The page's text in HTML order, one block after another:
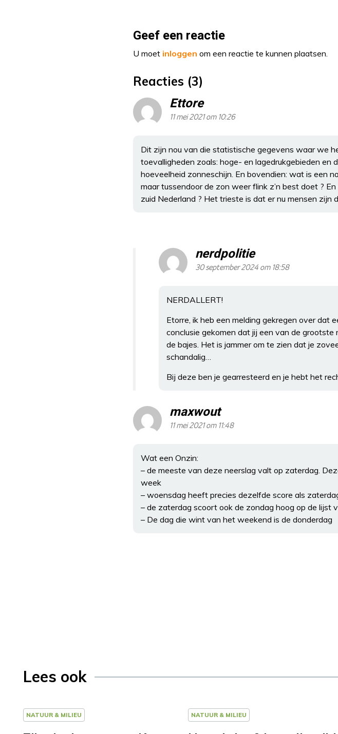
Geef een reactie
U moet inloggen om een reactie te kunnen plaatsen.
Reacties (3)
Ettore
11 mei 2021 om 10:26
Dit zijn nou van die statistische gegevens waar we
toevalligheden zoals: hoge- en lagedrukgebieden
hoeveelheid zonneschijn. En bovendien: wat is een
maar tussendoor de zon weer flink z’n best doet ?
zuid Nederland ? Het trieste is dat er nu mensen zijn
nerdpolitie
30 september 2024 om 18:58
NERDALLERT!
Etorre, ik heb een melding gekregen over dat
conclusie gekomen dat jij een van de
de bajes. Het is jammer om te zien dat je
schandalig…
Bij deze ben je gearresteerd en je hebt het
maxwout
11 mei 2021 om 11:48
Wat een Onzin:
– de meeste van deze neerslag valt op zaterdag.
week
– woensdag heeft precies dezelfde score als
– de zaterdag scoort ook de zondag hoog op de lijst
– De dag die wint van het weekend is de donderdag
Lees ook
NATUUR & MILIEU NATUUR & MILIEU